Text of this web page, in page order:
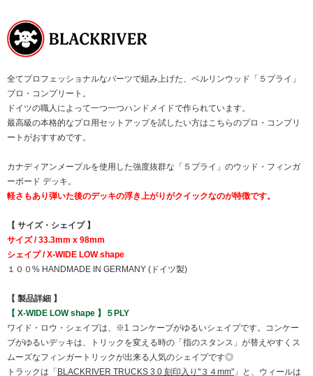
全てプロフェッショナルなパーツで組み上げた、ベルリンウッド「５プライ」
プロ・コンプリート。
ドイツの職人によって一つ一つハンドメイドで作られています。
最高級の本格的なプロ用セットアップを試したい方はこちらのプロ・コンプリ
ートがおすすめです。
カナディアンメープルを使用した強度抜群な「５プライ」のウッド・フィンガ
ーボード デッキ。
軽さもあり弾いた後のデッキの浮き上がりがクイックなのが特徴です。
【 サイズ・シェイプ 】
サイズ / 33.3mm x 98mm
シェイプ / X-WIDE LOW shape
１００% HANDMADE IN GERMANY (ドイツ製)
【 製品詳細 】
【 X-WIDE LOW shape 】５PLY
ワイド・ロウ・シェイプは、※1 コンケーブがゆるいシェイプです。コンケー
ブがゆるいデッキは、トリックを変える時の「指のスタンス」が替えやすくス
ムーズなフィンガートリックが出来る人気のシェイプです◎
トラックは「BLACKRIVER TRUCKS 3.0 刻印入り"３４mm" 」と、ウィールは